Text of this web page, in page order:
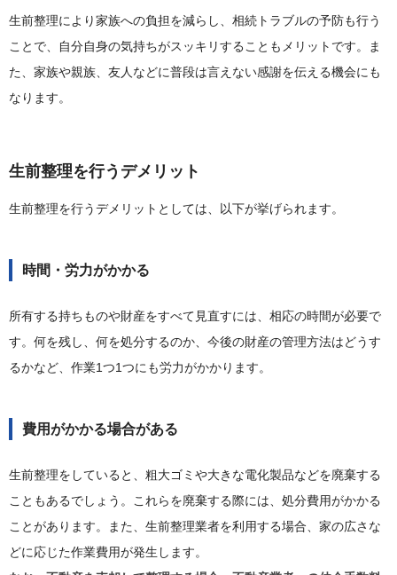
生前整理により家族への負担を減らし、相続トラブルの予防も行う
ことで、自分自身の気持ちがスッキリすることもメリットです。ま
た、家族や親族、友人などに普段は言えない感謝を伝える機会にも
なります。
生前整理を行うデメリット
生前整理を行うデメリットとしては、以下が挙げられます。
時間・労力がかかる
所有する持ちものや財産をすべて見直すには、相応の時間が必要で
す。何を残し、何を処分するのか、今後の財産の管理方法はどうす
るかなど、作業1つ1つにも労力がかかります。
費用がかかる場合がある
生前整理をしていると、粗大ゴミや大きな電化製品などを廃棄する
こともあるでしょう。これらを廃棄する際には、処分費用がかかる
ことがあります。また、生前整理業者を利用する場合、家の広さな
どに応じた作業費用が発生します。